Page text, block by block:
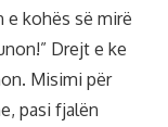
e kohës së mirë
Drejt e ke
Misimi për
pasi fjalën